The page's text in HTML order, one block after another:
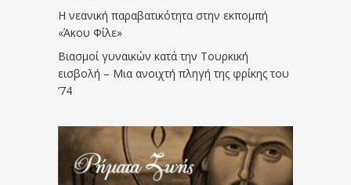
Η νεανική παραβατικότητα στην εκπομπή
«Άκου Φίλε»
Βιασμοί γυναικών κατά την Τουρκική
εισβολή – Μια ανοιχτή πληγή της φρίκης του
’74